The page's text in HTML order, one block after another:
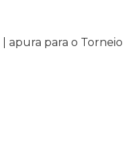
| apura para o Torneio